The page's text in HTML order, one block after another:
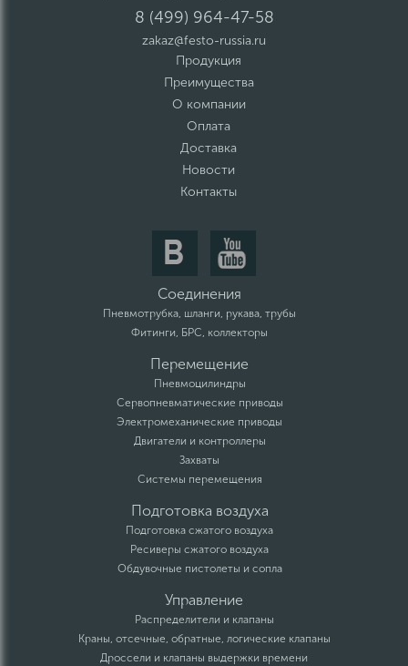
8 (499) 964-47-58
zakaz@festo-russia.ru
Продукция
Преимущества
О компании
Оплата
Доставка
Новости
Контакты
Соединения
Пневмотрубка, шланги, рукава, трубы
Фитинги, БРС, коллекторы
Перемещение
Пневмоцилиндры
Сервопневматические приводы
Электромеханические приводы
Двигатели и контроллеры
Захваты
Системы перемещения
Подготовка воздуха
Подготовка сжатого воздуха
Ресиверы сжатого воздуха
Обдувочные пистолеты и сопла
Управление
Распределители и клапаны
Краны, отсечные, обратные, логические клапаны
Дроссели и клапаны выдержки времени